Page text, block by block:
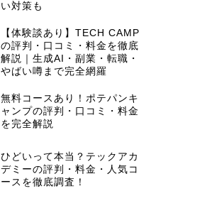
い対策も
【体験談あり】TECH CAMP
の評判・口コミ・料金を徹底
解説｜生成AI・副業・転職・
やばい噂まで完全網羅
無料コースあり！ポテパンキ
ャンプの評判・口コミ・料金
を完全解説
ひどいって本当？テックアカ
デミーの評判・料金・人気コ
ースを徹底調査！